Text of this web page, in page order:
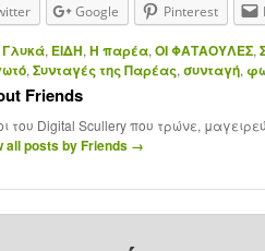
Google Pinterest
Γλυκά, ΕΙΔΗ, Η παρέα, ΟΙ ΦΑΤΑΟΥΛΕΣ,
, Συνταγές της Παρέας, συνταγή,
Friends
του Digital Scullery που τρώνε,
all posts by Friends →